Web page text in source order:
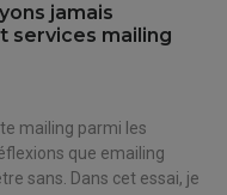
jamais
services mailing
mailing parmi les
que emailing
sans. Dans cet essai, je